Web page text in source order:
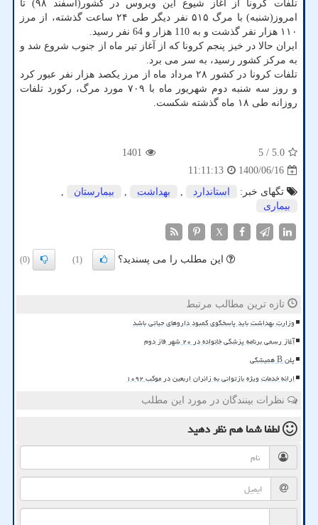
تلفات کرونا از آغاز شیوع این ویروس در کشور(اسفند ۹۸) تا
امروز(شنبه) با مرگ ۵۱۵ نفر دیگر طی ۲۴ ساعت گذشته، از مرز
۱۱۰ هزار نفر گذشت و به 110 هزار و 64 نفر رسید.
ایران حالا در خیز پنجم کرونا که از آغاز تیر ماه از جنوب شروع شد و
به مرکز کشور رسید، به سر می برد.
تلفات کرونا در کشور ۲۸ مرداد ماه از مرز یکصد هزار نفر عبور کرد
و روز سه شنبه دوم شهریور ماه با ۷۰۹ مورد مرگ، رکورد تلفات
روزانه طی ۱۸ ماه گذشته شکست.
5.0
/ 5
1401
1400/06/16
11:11:13
تگهای خبر:
استاندارد , بهداشت , بیمارستان
,
بیماری
X
این مطلب را می پسندید؟ (1)
(0)
تازه ترین مطالب مرتبط
وزارت بهداشت باید پاسخگوی کمبود داروهای حیاتی باشد
آغاز رسمی برنامه پزشکی خانواده در ۲۰ شهر فاز دوم
پلن B همیشگی
ارائه خدمات ویژه بازتوانی به زائران اربعین در موکب ۱۰۹۲
نظرات بینندگان در مورد این مطلب
لطفا شما همنظر دهید